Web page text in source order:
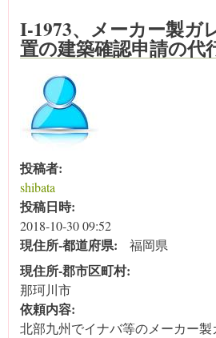
I-1973、メーカー製ガ
置の建築確認申請の代
投稿者:
shibata
投稿日時:
2018-10-30 09:52
現住所‐都道府県: 福岡県
現住所‐郡市区町村:
那珂川市
依頼内容:
北部九州でイナバ等のメーカー